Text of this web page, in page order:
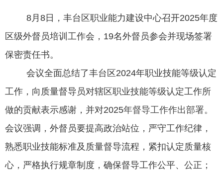
8月 8日，丰台区职业能力建设中心召开2025年度
区级外督员培训工作会， 19名外督员参会并现场签署
保密责任书。
会议全面总结了丰台区 2024年职业技能等级认定
工作，向质量督导员对辖区职业技能等级认定工作所
做的贡献表示感谢，并对2025年督导工作作出部署。
会议强调，外督员要提高政治站位，严守工作纪律，
熟悉职业技能标准及质量督导流程，紧扣认定质量核
心，严格执行规章制度，确保督导工作公平、公正；